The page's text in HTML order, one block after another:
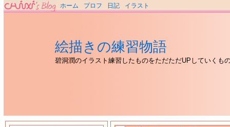
ホーム プロフ 日記 イラスト
絵描きの練習物語
碧洞潤のイラスト練習したものをただただUPしていくも